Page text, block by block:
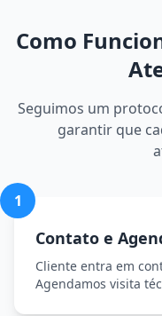
Como
Seguimos um
garantir que
1
Contato e
Cliente entra em
Agendamos visita